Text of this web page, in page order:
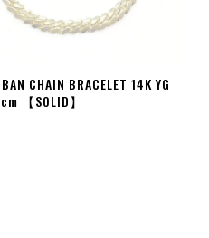
CHAIN BRACELET 14K YG
【SOLID】